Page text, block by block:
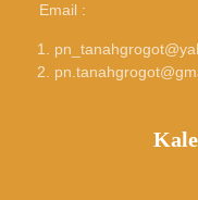
Email :